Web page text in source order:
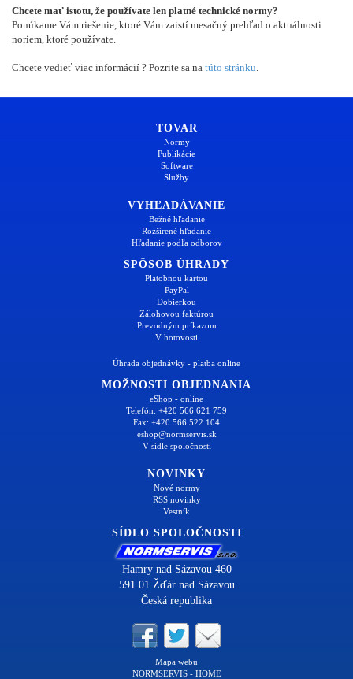
Chcete mať istotu, že používate len platné technické normy?
Ponúkame Vám riešenie, ktoré Vám zaistí mesačný prehľad o aktuálnosti
noriem, ktoré používate.
Chcete vedieť viac informácií ? Pozrite sa na túto stránku
TOVAR
Normy
Publikácie
Software
Služby
VYHĽADÁVANIE
Bežné hľadanie
Rozšírené hľadanie
Hľadanie podľa odborov
SPÔSOB ÚHRADY
Platobnou kartou
PayPal
Dobierkou
Zálohovou faktúrou
Prevodným príkazom
V hotovosti
Úhrada objednávky - platba online
MOŽNOSTI OBJEDNANIA
eShop - online
Telefón: +420 566 621 759
Fax: +420 566 522 104
eshop@normservis.sk
V sídle spoločnosti
NOVINKY
Nové normy
RSS novinky
Vestník
SÍDLO SPOLOČNOSTI
Hamry nad Sázavou 460
591 01 Žďár nad Sázavou
Česká republika
Mapa webu
NORMSERVIS - HOME